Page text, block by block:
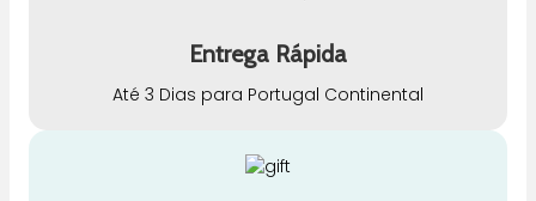
Entrega Rápida
Até 3 Dias para Portugal Continental